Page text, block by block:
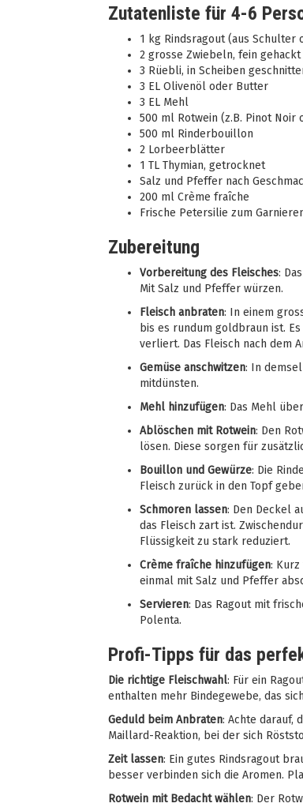
Zutatenliste für 4-6
1 kg Rindsragout (aus Schulter
2 grosse Zwiebeln, fein gehackt
3 Rüebli, in Scheiben
3 EL Olivenöl oder Butter
3 EL Mehl
500 ml Rotwein (z.B. Pinot Noir
500 ml Rinderbouillon
2 Lorbeerblätter
1 TL Thymian, getrocknet
Salz und Pfeffer nach
200 ml Crème fraîche
Frische Petersilie zum
Zubereitung
Vorbereitung des Fleisches:
Mit Salz und Pfeffer würzen.
Fleisch anbraten: In einem
bis es rundum goldbraun ist.
verliert. Das Fleisch nach dem
Gemüse anschwitzen: In
mitdünsten.
Mehl hinzufügen: Das Mehl
Ablöschen mit Rotwein: Den
lösen. Diese sorgen für
Bouillon und Gewürze: Die
Fleisch zurück in den Topf
Schmoren lassen: Den Deckel
das Fleisch zart ist.
Flüssigkeit zu stark reduziert.
Crème fraîche hinzufügen: Kurz
einmal mit Salz und Pfeffer
Servieren: Das Ragout mit
Polenta.
Profi-Tipps für das
Die richtige Fleischwahl: Für ein
enthalten mehr Bindegewebe, das
Geduld beim Anbraten: Achte darauf,
Maillard-Reaktion, bei der sich
Zeit lassen: Ein gutes Rindsragout
besser verbinden sich die Aromen.
Rotwein mit Bedacht wählen: Der